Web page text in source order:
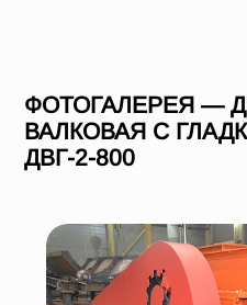
ФОТОГАЛЕРЕЯ —
ВАЛКОВАЯ С
ДВГ-2-800